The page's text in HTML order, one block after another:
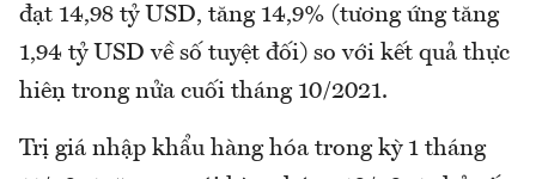
đạt 14,98 tỷ USD, tăng 14,9% (tương ứng tăng
1,94 tỷ USD về số tuyệt đối) so với kết quả thực
hiện trong nửa cuối tháng 10/2021.
Trị giá nhập khẩu hàng hóa trong kỳ 1 tháng